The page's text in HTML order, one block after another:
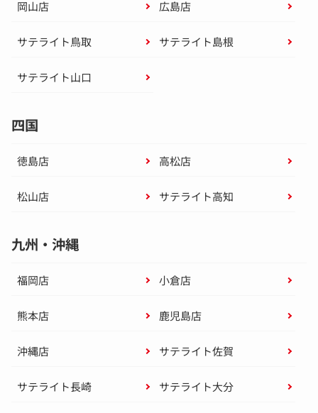
岡山店 広島店
サテライト鳥取 サテライト島根
サテライト山口
四国
徳島店 高松店
松山店 サテライト高知
九州・沖縄
福岡店 小倉店
熊本店 鹿児島店
沖縄店 サテライト佐賀
サテライト長崎 サテライト大分